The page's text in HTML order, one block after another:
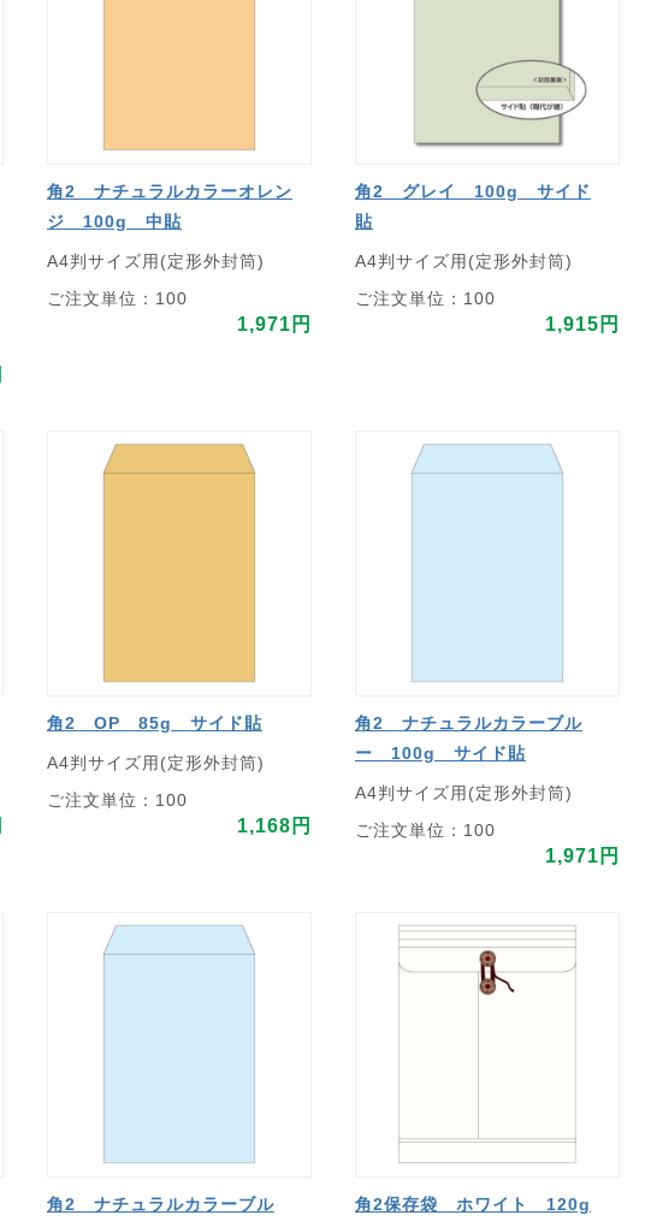
角2 ナチュラルカラーオレン
ジ 100g 中貼
A4判サイズ用(定形外封筒)
ご注文単位：100
1,971円
角2 グレイ 100g サイド
貼
A4判サイズ用(定形外封筒)
ご注文単位：100
1,915円
角2 OP 85g サイド貼
A4判サイズ用(定形外封筒)
ご注文単位：100
1,168円
角2 ナチュラルカラーブル
ー 100g サイド貼
A4判サイズ用(定形外封筒)
ご注文単位：100
1,971円
角2 ナチュラルカラーブル
角2保存袋 ホワイト 120g